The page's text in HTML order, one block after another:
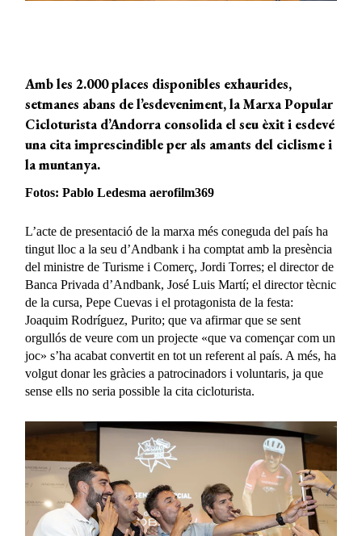
Amb les 2.000 places disponibles exhaurides,
setmanes abans de l’esdeveniment, la Marxa Popular
Cicloturista d’Andorra consolida el seu èxit i esdevé
una cita imprescindible per als amants del ciclisme i
la muntanya.
Fotos: Pablo Ledesma aerofilm369
L’acte de presentació de la marxa més coneguda del país ha
tingut lloc a la seu d’Andbank i ha comptat amb la presència
del ministre de Turisme i Comerç, Jordi Torres; el director de
Banca Privada d’Andbank, José Luis Martí; el director tècnic
de la cursa, Pepe Cuevas i el protagonista de la festa:
Joaquim Rodríguez, Purito; que va afirmar que se sent
orgullós de veure com un projecte «que va començar com un
joc» s’ha acabat convertit en tot un referent al país. A més, ha
volgut donar les gràcies a patrocinadors i voluntaris, ja que
sense ells no seria possible la cita cicloturista.